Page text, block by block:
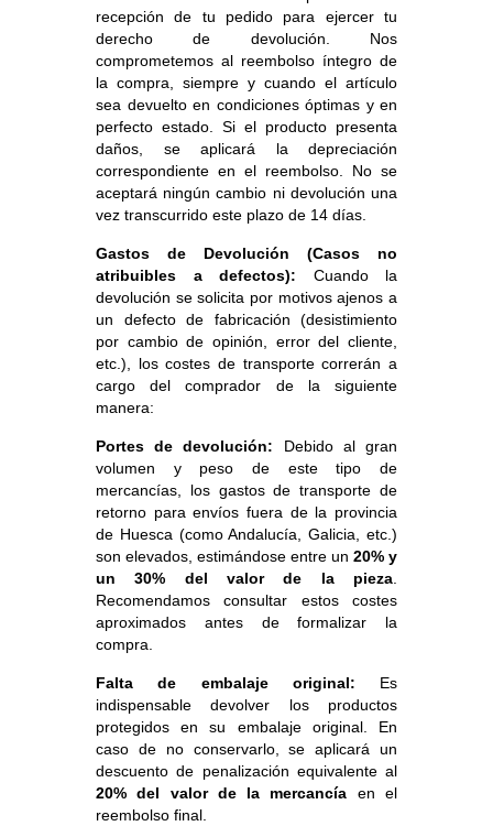
recepción de tu pedido para ejercer tu
derecho de devolución. Nos
comprometemos al reembolso íntegro de
la compra, siempre y cuando el artículo
sea devuelto en condiciones óptimas y en
perfecto estado. Si el producto presenta
daños, se aplicará la depreciación
correspondiente en el reembolso. No se
aceptará ningún cambio ni devolución una
vez transcurrido este plazo de 14 días.
Gastos de Devolución (Casos no
atribuibles a defectos): Cuando la
devolución se solicita por motivos ajenos a
un defecto de fabricación (desistimiento
por cambio de opinión, error del cliente,
etc.), los costes de transporte correrán a
cargo del comprador de la siguiente
manera:
Portes de devolución: Debido al gran
volumen y peso de este tipo de
mercancías, los gastos de transporte de
retorno para envíos fuera de la provincia
de Huesca (como Andalucía, Galicia, etc.)
son elevados, estimándose entre un 20% y
un 30% del valor de la pieza
Recomendamos consultar estos costes
aproximados antes de formalizar la
compra.
Falta de embalaje original: Es
indispensable devolver los productos
protegidos en su embalaje original. En
caso de no conservarlo, se aplicará un
descuento de penalización equivalente al
20% del valor de la mercancía en el
reembolso final.